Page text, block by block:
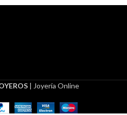
| Joyería Online
Embalaje